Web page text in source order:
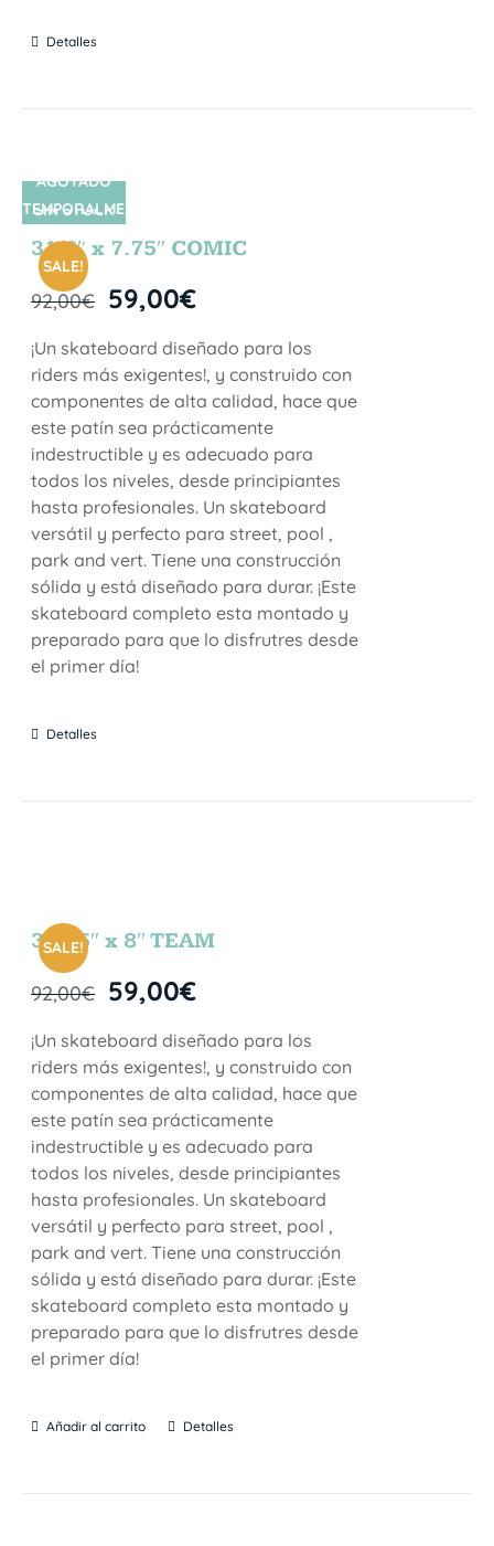
Detalles
SIN STOCK
SALE!
AGOTADO
TEMPORALME
NTE
31.5″ x 7.75″ COMIC
92,00€ 59,00€
¡Un skateboard diseñado para los
riders más exigentes!, y construido con
componentes de alta calidad, hace que
este patín sea prácticamente
indestructible y es adecuado para
todos los niveles, desde principiantes
hasta profesionales. Un skateboard
versátil y perfecto para street, pool ,
park and vert. Tiene una construcción
sólida y está diseñado para durar. ¡Este
skateboard completo esta montado y
preparado para que lo disfrutres desde
el primer día!
Detalles
SALE!
31.75″ x 8″ TEAM
92,00€ 59,00€
¡Un skateboard diseñado para los
riders más exigentes!, y construido con
componentes de alta calidad, hace que
este patín sea prácticamente
indestructible y es adecuado para
todos los niveles, desde principiantes
hasta profesionales. Un skateboard
versátil y perfecto para street, pool ,
park and vert. Tiene una construcción
sólida y está diseñado para durar. ¡Este
skateboard completo esta montado y
preparado para que lo disfrutres desde
el primer día!
Añadir al carrito Detalles